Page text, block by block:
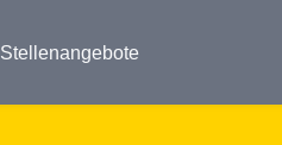
Stellenangebote